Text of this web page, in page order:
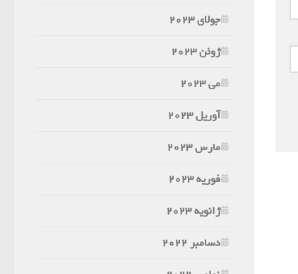
جولای 2023
ژوئن 2023
می 2023
آوریل 2023
مارس 2023
فوریه 2023
ژانویه 2023
دسامبر 2022